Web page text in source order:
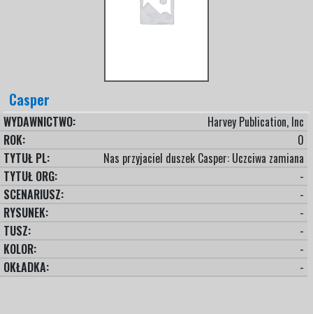
Casper
WYDAWNICTWO:
Harvey Publication, Inc
ROK:
0
TYTUŁ PL:
Nas przyjaciel duszek Casper: Uczciwa zamiana
TYTUŁ ORG:
-
SCENARIUSZ:
-
RYSUNEK:
-
TUSZ:
-
KOLOR:
-
OKŁADKA:
-